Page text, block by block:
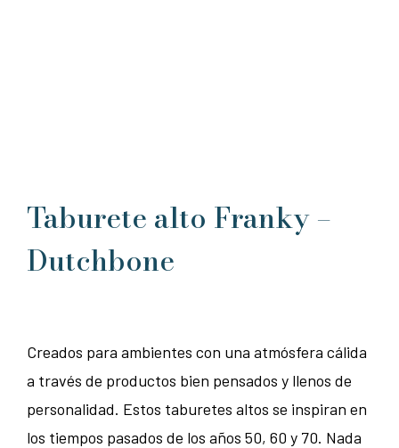
Taburete alto Franky –
Dutchbone
Creados para ambientes con una atmósfera cálida
a través de productos bien pensados y llenos de
personalidad. Estos taburetes altos se inspiran en
los tiempos pasados de los años 50, 60 y 70. Nada